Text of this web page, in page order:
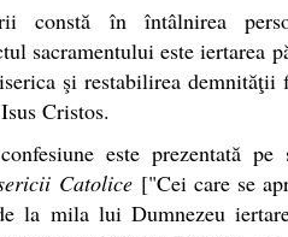
constă în întâlnirea
sacramentului este iertarea
şi restabilirea demnităţii
Cristos.
este prezentată pe
Catolice["Cei care se
la mila lui Dumnezeu